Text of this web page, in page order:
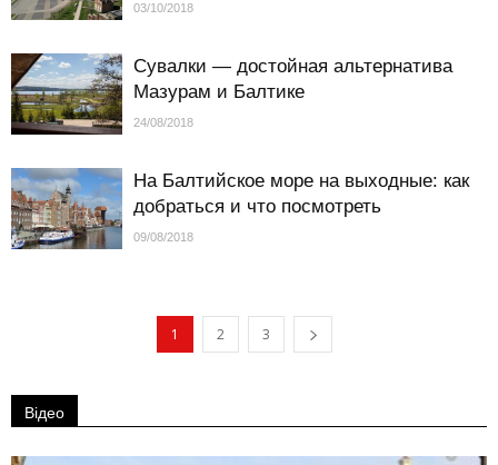
03/10/2018
Сувалки — достойная альтернатива
Мазурам и Балтике
24/08/2018
На Балтийское море на выходные: как
добраться и что посмотреть
09/08/2018
1 2 3
Відео